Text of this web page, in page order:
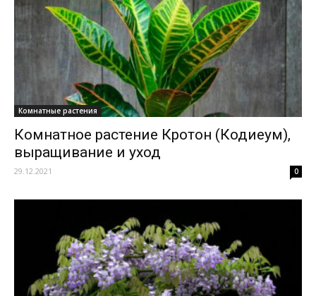
Комнатные растения
Комнатное растение Кротон (Кодиеум),
выращивание и уход
29.12.2021 0